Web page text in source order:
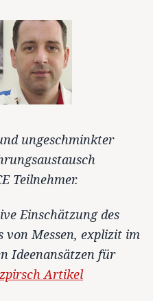
ungeschminkter
Teilnehmer.
Einschätzung des
Messen, explizit im
Ideenansätzen für
Artikel